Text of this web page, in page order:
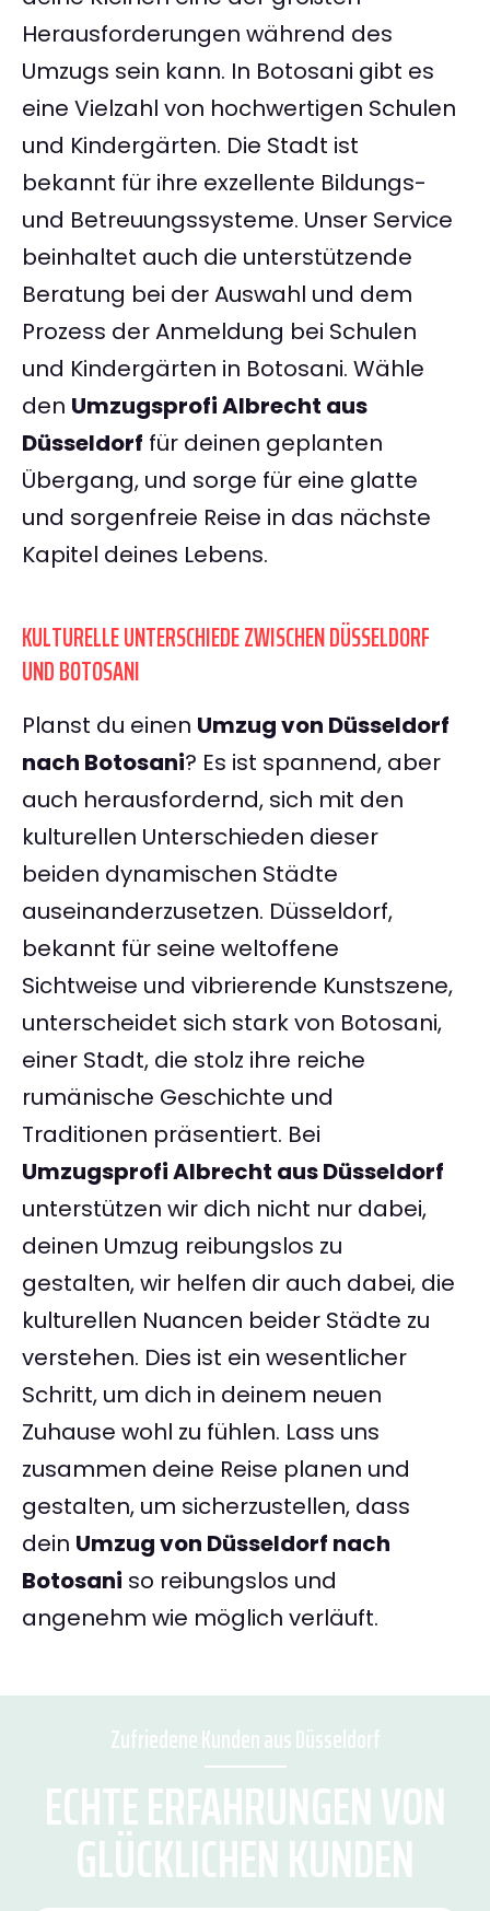
Herausforderungen während des
Umzugs sein kann. In Botosani gibt es
eine Vielzahl von hochwertigen Schulen
und Kindergärten. Die Stadt ist
bekannt für ihre exzellente Bildungs-
und Betreuungssysteme. Unser Service
beinhaltet auch die unterstützende
Beratung bei der Auswahl und dem
Prozess der Anmeldung bei Schulen
und Kindergärten in Botosani. Wähle
den Umzugsprofi Albrecht aus
Düsseldorf für deinen geplanten
Übergang, und sorge für eine glatte
und sorgenfreie Reise in das nächste
Kapitel deines Lebens.
KULTURELLE UNTERSCHIEDE ZWISCHEN DÜSSELDORF
UND BOTOSANI
Planst du einen Umzug von Düsseldorf
nach Botosani? Es ist spannend, aber
auch herausfordernd, sich mit den
kulturellen Unterschieden dieser
beiden dynamischen Städte
auseinanderzusetzen. Düsseldorf,
bekannt für seine weltoffene
Sichtweise und vibrierende Kunstszene,
unterscheidet sich stark von Botosani,
einer Stadt, die stolz ihre reiche
rumänische Geschichte und
Traditionen präsentiert. Bei
Umzugsprofi Albrecht aus Düsseldorf
unterstützen wir dich nicht nur dabei,
deinen Umzug reibungslos zu
gestalten, wir helfen dir auch dabei, die
kulturellen Nuancen beider Städte zu
verstehen. Dies ist ein wesentlicher
Schritt, um dich in deinem neuen
Zuhause wohl zu fühlen. Lass uns
zusammen deine Reise planen und
gestalten, um sicherzustellen, dass
dein Umzug von Düsseldorf nach
Botosani so reibungslos und
angenehm wie möglich verläuft.
Zufriedene Kunden aus Düsseldorf
ECHTE ERFAHRUNGEN VON
GLÜCKLICHEN KUNDEN